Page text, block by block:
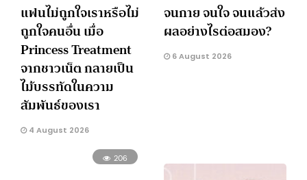
แฟนไม่ถูกใจเราหรือไม่
ถูกใจคนอื่น เมื่อ
Princess Treatment
จากชาวเน็ต กลายเป็น
ไม้บรรทัดในความ
สัมพันธ์ของเรา
4 August 2026
จนกาย จนใจ จนแล้วส่ง
ผลอย่างไรต่อสมอง?
6 August 2026
206